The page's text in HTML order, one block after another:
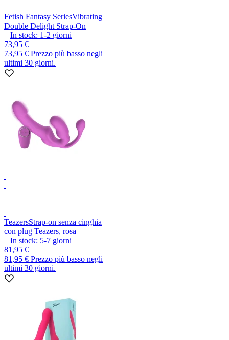
Fetish Fantasy SeriesVibrating
Double Delight Strap-On
In stock: 1-2 giorni
73,95 €
73,95 € Prezzo più basso negli
ultimi 30 giorni.
TeazersStrap-on senza cinghia
con plug Teazers, rosa
In stock: 5-7 giorni
81,95 €
81,95 € Prezzo più basso negli
ultimi 30 giorni.